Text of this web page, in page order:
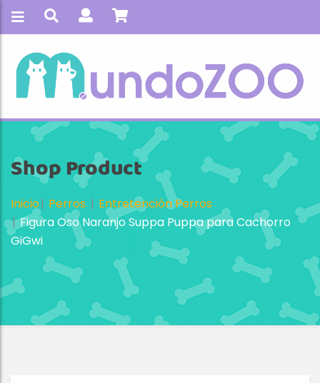
Shop Product
Inicio Perros
Entretención Perros
Figura Oso Naranjo Suppa Puppa para Cachorro
GiGwi